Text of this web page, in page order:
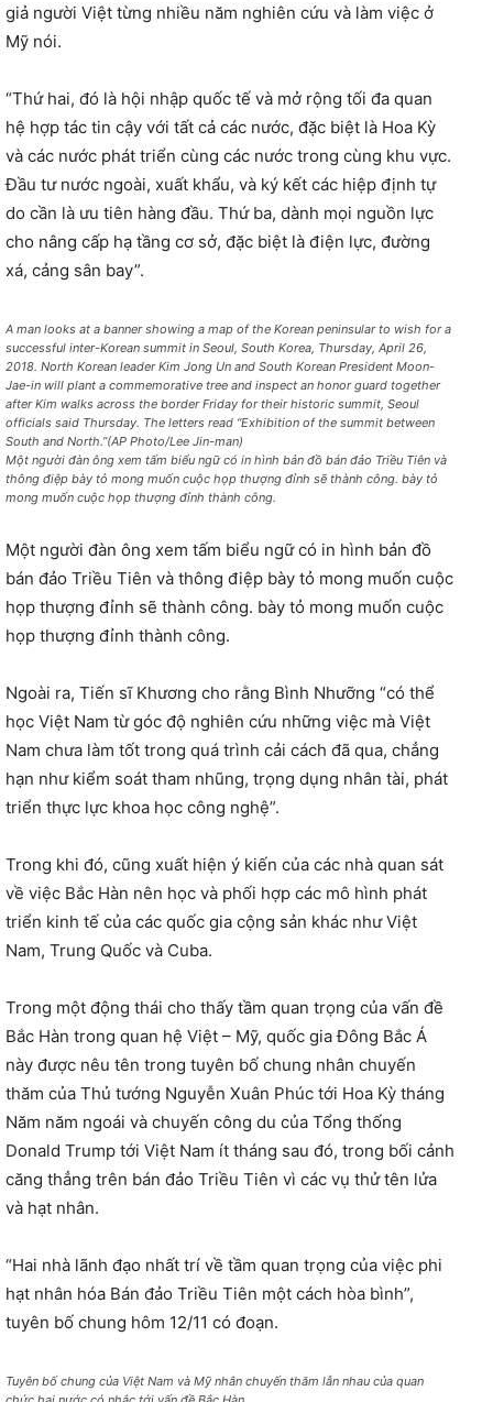
giả người Việt từng nhiều năm nghiên cứu và làm việc ở
Mỹ nói.
“Thứ hai, đó là hội nhập quốc tế và mở rộng tối đa quan
hệ hợp tác tin cậy với tất cả các nước, đặc biệt là Hoa Kỳ
và các nước phát triển cùng các nước trong cùng khu vực.
Đầu tư nước ngoài, xuất khẩu, và ký kết các hiệp định tự
do cần là ưu tiên hàng đầu. Thứ ba, dành mọi nguồn lực
cho nâng cấp hạ tầng cơ sở, đặc biệt là điện lực, đường
xá, cảng sân bay”.
A man looks at a banner showing a map of the Korean peninsular to wish for a
successful inter-Korean summit in Seoul, South Korea, Thursday, April 26,
2018. North Korean leader Kim Jong Un and South Korean President Moon-
Jae-in will plant a commemorative tree and inspect an honor guard together
after Kim walks across the border Friday for their historic summit, Seoul
officials said Thursday. The letters read “Exhibition of the summit between
South and North.”(AP Photo/Lee Jin-man)
Một người đàn ông xem tấm biểu ngữ có in hình bản đồ bán đảo Triều Tiên và
thông điệp bày tỏ mong muốn cuộc họp thượng đỉnh sẽ thành công. bày tỏ
mong muốn cuộc họp thượng đỉnh thành công.
Một người đàn ông xem tấm biểu ngữ có in hình bản đồ
bán đảo Triều Tiên và thông điệp bày tỏ mong muốn cuộc
họp thượng đỉnh sẽ thành công. bày tỏ mong muốn cuộc
họp thượng đỉnh thành công.
Ngoài ra, Tiến sĩ Khương cho rằng Bình Nhưỡng “có thể
học Việt Nam từ góc độ nghiên cứu những việc mà Việt
Nam chưa làm tốt trong quá trình cải cách đã qua, chẳng
hạn như kiểm soát tham nhũng, trọng dụng nhân tài, phát
triển thực lực khoa học công nghệ”.
Trong khi đó, cũng xuất hiện ý kiến của các nhà quan sát
về việc Bắc Hàn nên học và phối hợp các mô hình phát
triển kinh tế của các quốc gia cộng sản khác như Việt
Nam, Trung Quốc và Cuba.
Trong một động thái cho thấy tầm quan trọng của vấn đề
Bắc Hàn trong quan hệ Việt – Mỹ, quốc gia Đông Bắc Á
này được nêu tên trong tuyên bố chung nhân chuyến
thăm của Thủ tướng Nguyễn Xuân Phúc tới Hoa Kỳ tháng
Năm năm ngoái và chuyến công du của Tổng thống
Donald Trump tới Việt Nam ít tháng sau đó, trong bối cảnh
căng thẳng trên bán đảo Triều Tiên vì các vụ thử tên lửa
và hạt nhân.
“Hai nhà lãnh đạo nhất trí về tầm quan trọng của việc phi
hạt nhân hóa Bán đảo Triều Tiên một cách hòa bình”,
tuyên bố chung hôm 12/11 có đoạn.
Tuyên bố chung của Việt Nam và Mỹ nhân chuyến thăm lẫn nhau của quan